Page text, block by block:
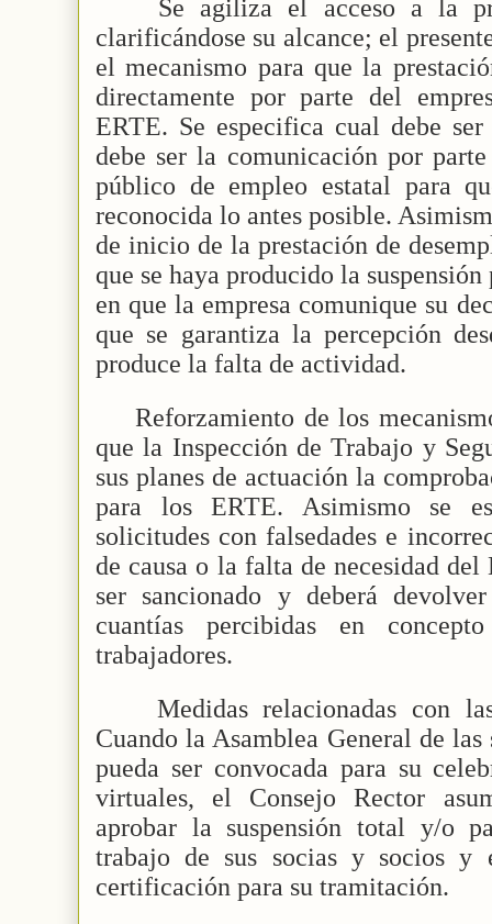
Se agiliza el acceso a la
clarificándose su alcance; el
el mecanismo para que la
directamente por parte del
ERTE. Se especifica cual debe
debe ser la comunicación por
público de empleo estatal para
reconocida lo antes posible.
de inicio de la prestación de
que se haya producido la
en que la empresa comunique su
que se garantiza la percepción
produce la falta de actividad.
Reforzamiento de los
que la Inspección de Trabajo y
sus planes de actuación la
para los ERTE. Asimismo se
solicitudes con falsedades e
de causa o la falta de necesidad
ser sancionado y deberá
cuantías percibidas en
trabajadores.
Medidas relacionadas con
Cuando la Asamblea General de
pueda ser convocada para su
virtuales, el Consejo Rector
aprobar la suspensión total y/o
trabajo de sus socias y socios y
certificación para su tramitación.